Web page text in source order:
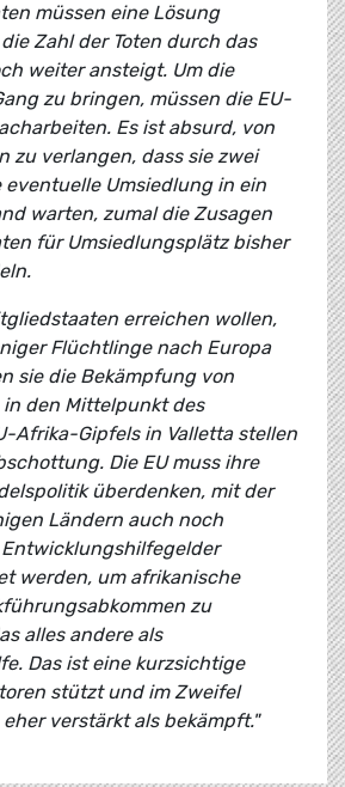
müssen eine Lösung
Zahl der Toten durch das
weiter ansteigt. Um die
zu bringen, müssen die EU-
Es ist absurd, von
zu verlangen, dass sie zwei
eventuelle Umsiedlung in ein
warten, zumal die Zusagen
für Umsiedlungsplätz bisher
erreichen wollen,
Flüchtlinge nach Europa
sie die Bekämpfung von
den Mittelpunkt des
Afrika-Gipfels in Valletta stellen
Die EU muss ihre
überdenken, mit der
Ländern auch noch
Entwicklungshilfegelder
werden, um afrikanische
zu
alles andere als
Das ist eine kurzsichtige
stützt und im Zweifel
verstärkt als bekämpft."